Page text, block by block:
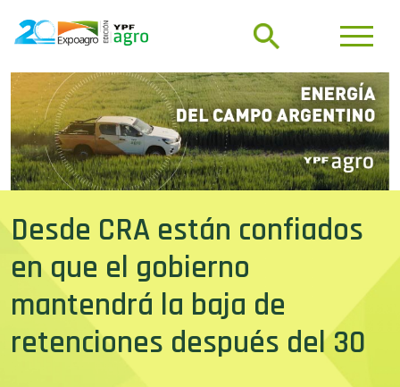
Desde CRA están confiados
en que el gobierno
mantendrá la baja de
retenciones después del 30